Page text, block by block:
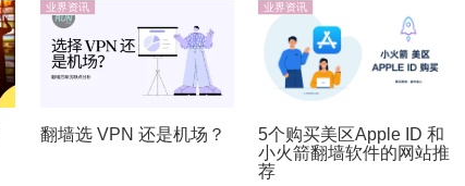
业界资讯
翻墙选 VPN 还是机场？
业界资讯
5个购买美区Apple ID 和
小火箭翻墙软件的网站推
荐